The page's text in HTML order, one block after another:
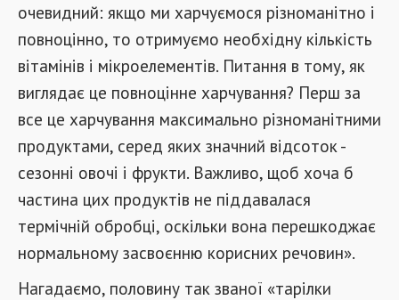
очевидний: якщо ми харчуємося різноманітно і
повноцінно, то отримуємо необхідну кількість
вітамінів і мікроелементів. Питання в тому, як
виглядає це повноцінне харчування? Перш за
все це харчування максимально різноманітними
продуктами, серед яких значний відсоток -
сезонні овочі і фрукти. Важливо, щоб хоча б
частина цих продуктів не піддавалася
термічній обробці, оскільки вона перешкоджає
нормальному засвоєнню корисних речовин».
Нагадаємо, половину так званої «тарілки